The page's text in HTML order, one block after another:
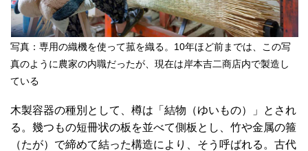
写真：専用の織機を使って菰を織る。10年ほど前までは、この写
真のように農家の内職だったが、現在は岸本吉二商店内で製造し
ている
木製容器の種別として、樽は「結物（ゆいもの）」とされ
る。幾つもの短冊状の板を並べて側板とし、竹や金属の箍
（たが）で締めて結った構造により、そう呼ばれる。古代